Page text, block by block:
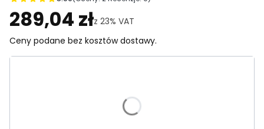
Przejdź do sekcji Opinie
289,04 złz 23% VAT
Ceny podane bez kosztów dostawy.
Rozmiar (tabela w opisie)